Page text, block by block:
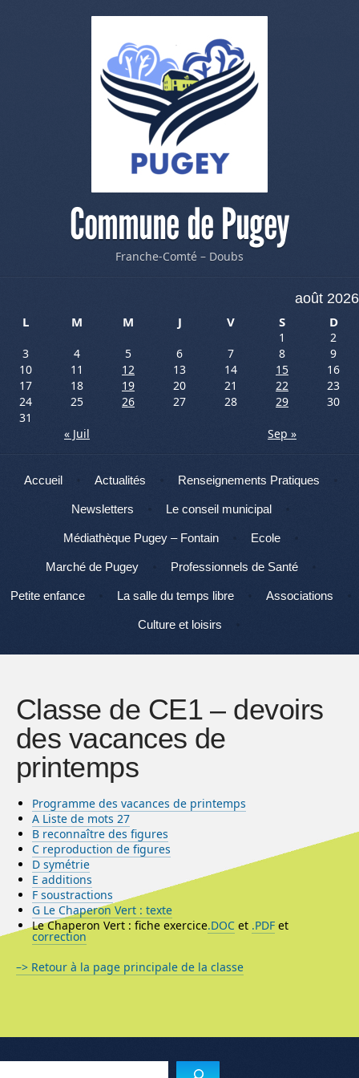
Commune de Pugey
Franche-Comté – Doubs
août 2026
L
M M J V S D
1
2
3
4 5 6 7 8
9
10
11 12 13 14 15
16
17
18 19 20 21 22
23
24
25 26 27 28 29
30
31
« Juil
Sep »
Menu
Aller au contenu
Accueil Actualités Renseignements Pratiques
Newsletters Le conseil municipal
Médiathèque Pugey – Fontain Ecole
Marché de Pugey Professionnels de Santé
Petite enfance La salle du temps libre Associations
Culture et loisirs
Classe de CE1 – devoirs
des vacances de
printemps
Programme des vacances de printemps
A Liste de mots 27
B reconnaître des figures
C reproduction de figures
D symétrie
E additions
F soustractions
G Le Chaperon Vert : texte
Le Chaperon Vert : fiche exercice.DOC et .PDF et
correction
–> Retour à la page principale de la classe
Menu de l'article